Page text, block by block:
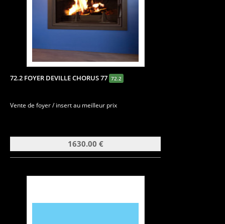
72.2 FOYER DEVILLE CHORUS 77 72.2
Vente de foyer / insert au meilleur prix
1630.00 €